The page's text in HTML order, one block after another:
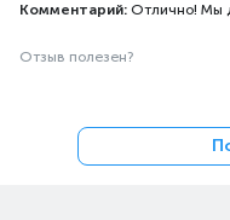
Комментарий: Отлично! Мы
Отзыв полезен?